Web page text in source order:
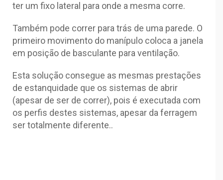
ter um fixo lateral para onde a mesma corre.
Também pode correr para trás de uma parede. O
primeiro movimento do manípulo coloca a janela
em posição de basculante para ventilação.
Esta solução consegue as mesmas prestações
de estanquidade que os sistemas de abrir
(apesar de ser de correr), pois é executada com
os perfis destes sistemas, apesar da ferragem
ser totalmente diferente..